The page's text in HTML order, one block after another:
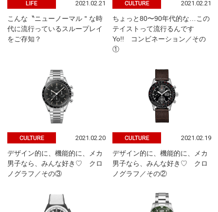
LIFE 2021.02.21
こんな〝ニューノーマル＂な時
代に流行っているスループレイ
をご存知？
CULTURE 2021.02.21
ちょっと80〜90年代的な…この
テイストって流行るんです
Yo!! コンビネーション／その
①
CULTURE 2021.02.20
デザイン的に、機能的に、メカ
男子なら、みんな好き♡ クロ
ノグラフ／その③
CULTURE 2021.02.19
デザイン的に、機能的に、メカ
男子なら、みんな好き♡ クロ
ノグラフ／その②